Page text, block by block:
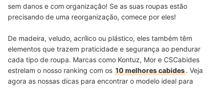
sem danos e com organização! Se as suas roupas estão
precisando de uma reorganização, comece por eles!
De madeira, veludo, acrílico ou plástico, eles também têm
elementos que trazem praticidade e segurança ao pendurar
cada tipo de roupa. Marcas como Kontuz, Mor e CSCabides
estrelam o nosso ranking com os 10 melhores cabides. Veja
agora as nossas dicas para encontrar o modelo ideal para